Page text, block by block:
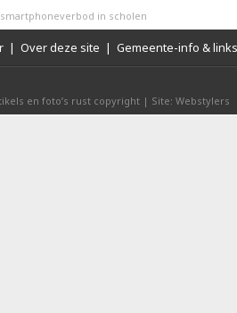
smartphoneverbod in scholen
| Over deze site | Gemeente-info & links
en foto’s rust copyright | Site: Webstylers